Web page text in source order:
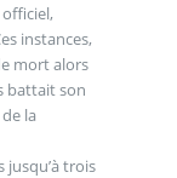
instances,
mort alors
battait son
la
jusqu’à trois